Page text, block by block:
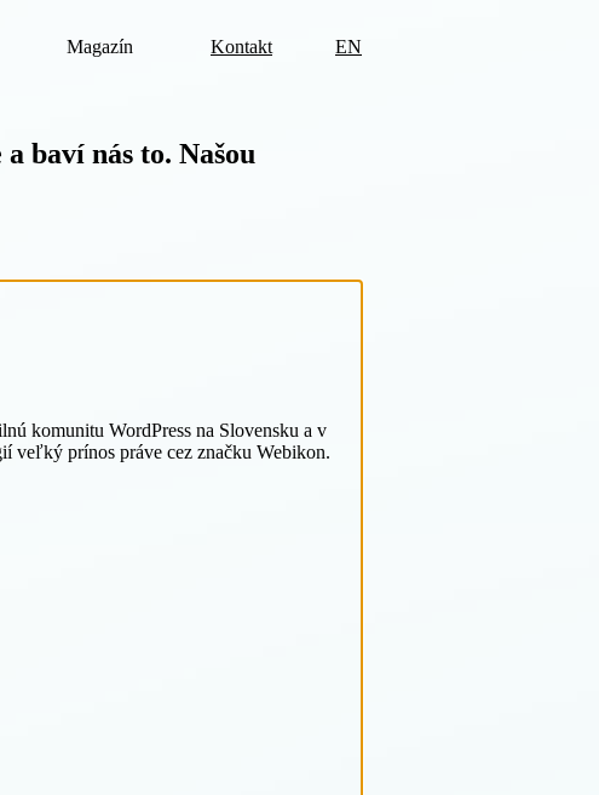
Magazín Kontakt EN
a baví nás to. Našou
komunitu WordPress na Slovensku a v
veľký prínos práve cez značku Webikon.